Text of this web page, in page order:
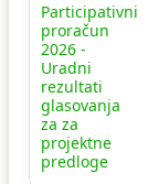
Participativni
proračun
2026 -
Uradni
rezultati
glasovanja
za za
projektne
predloge